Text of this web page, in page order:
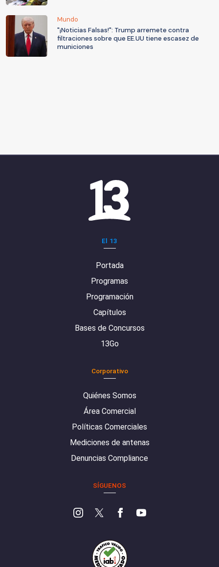
Mundo
"¡Noticias Falsas!": Trump arremete contra
filtraciones sobre que EE.UU tiene escasez de
municiones
El 13
Portada
Programas
Programación
Capítulos
Bases de Concursos
13Go
Corporativo
Quiénes Somos
Área Comercial
Políticas Comerciales
Mediciones de antenas
Denuncias Compliance
SÍGUENOS